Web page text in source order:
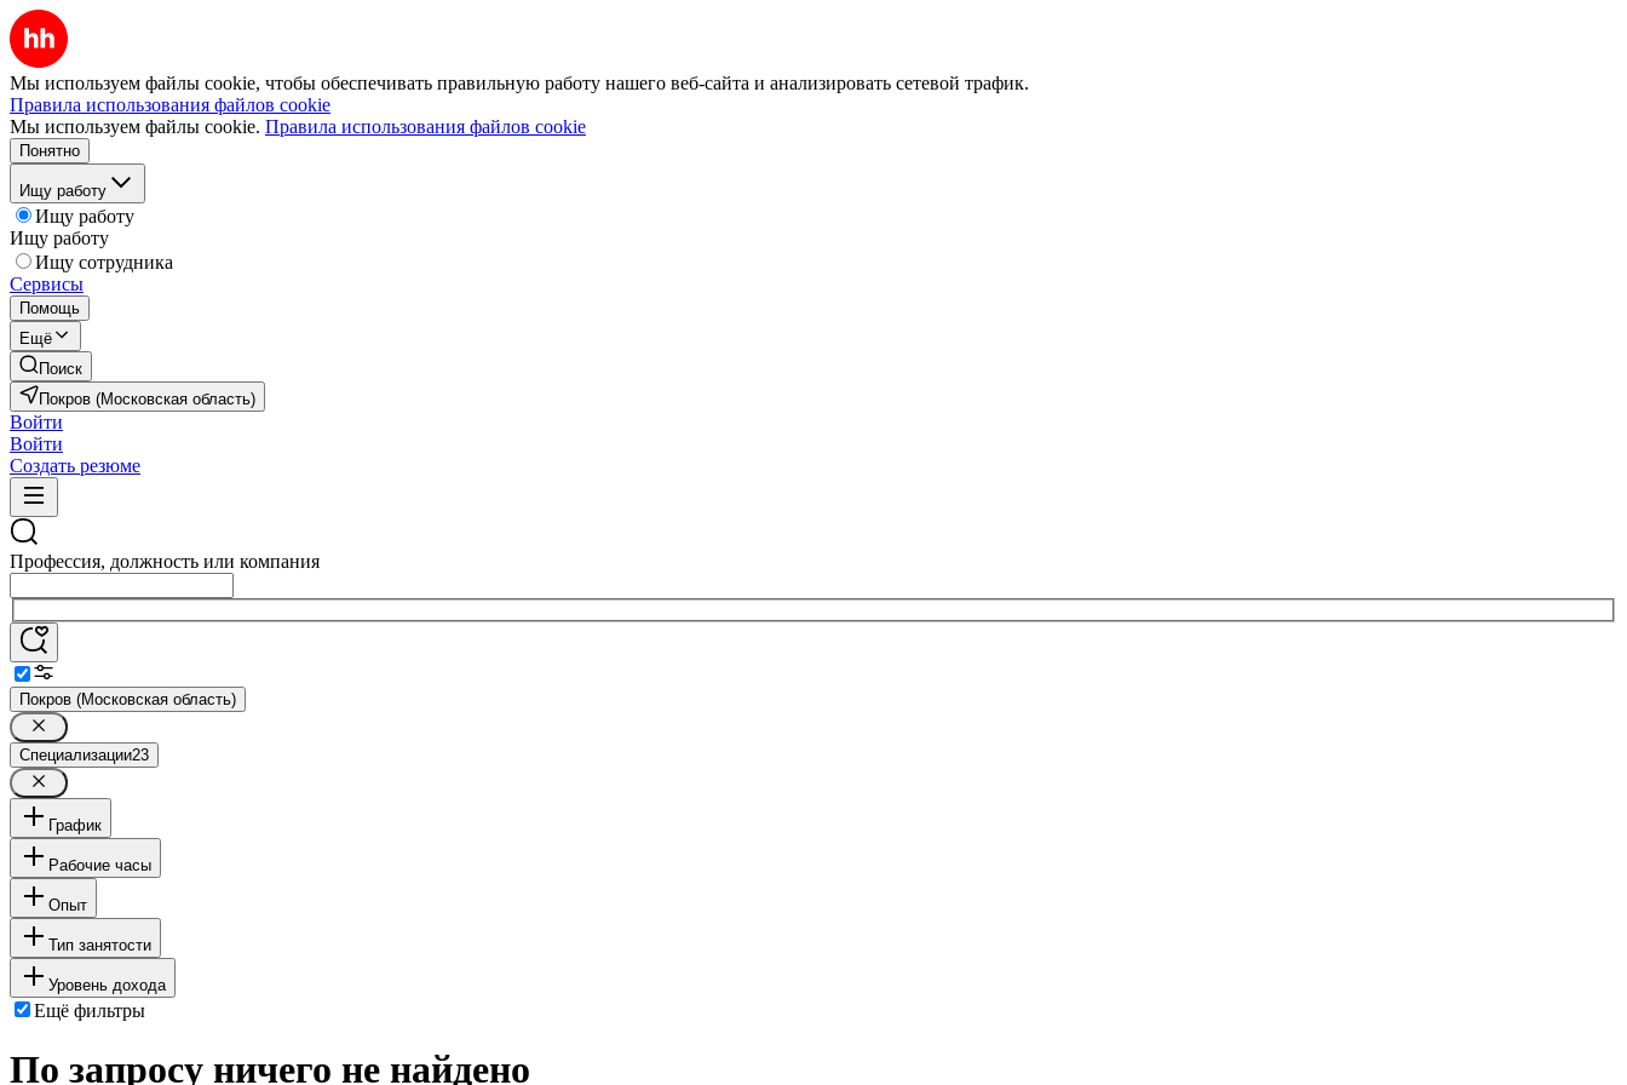
Мы используем файлы cookie, чтобы обеспечивать правильную работу нашего веб-сайта и анализировать сетевой трафик.
Правила использования файлов cookie
Мы используем файлы cookie. Правила использования файлов cookie
Понятно
Ищу работу
Ищу работу
Ищу работу
Ищу сотрудника
Сервисы
Помощь
Ещё
Поиск
Покров (Московская область)
Войти
Войти
Создать резюме
Профессия, должность или компания
Покров (Московская область)
Специализации23
График
Рабочие часы
Опыт
Тип занятости
Уровень дохода
Ещё фильтры
По запросу ничего не найдено